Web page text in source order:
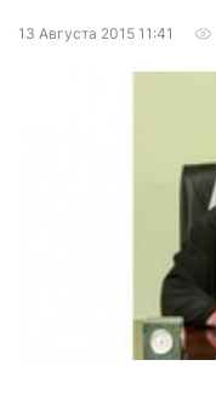
13 Августа 2015 11:41